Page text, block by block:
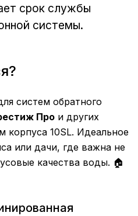
срок службы
системы.
систем обратного
Про и других
корпуса 10SL. Идеальное
или дачи, где важна не
качества воды. 🏠